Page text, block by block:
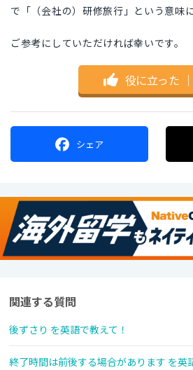
で「（会社の）研修旅行」という意味
ご参考にしていただければ幸いです。
役に立った ｜
シェア
関連する質問
後ずさり を英語で教えて！
終了時間は前後する場合があります を英